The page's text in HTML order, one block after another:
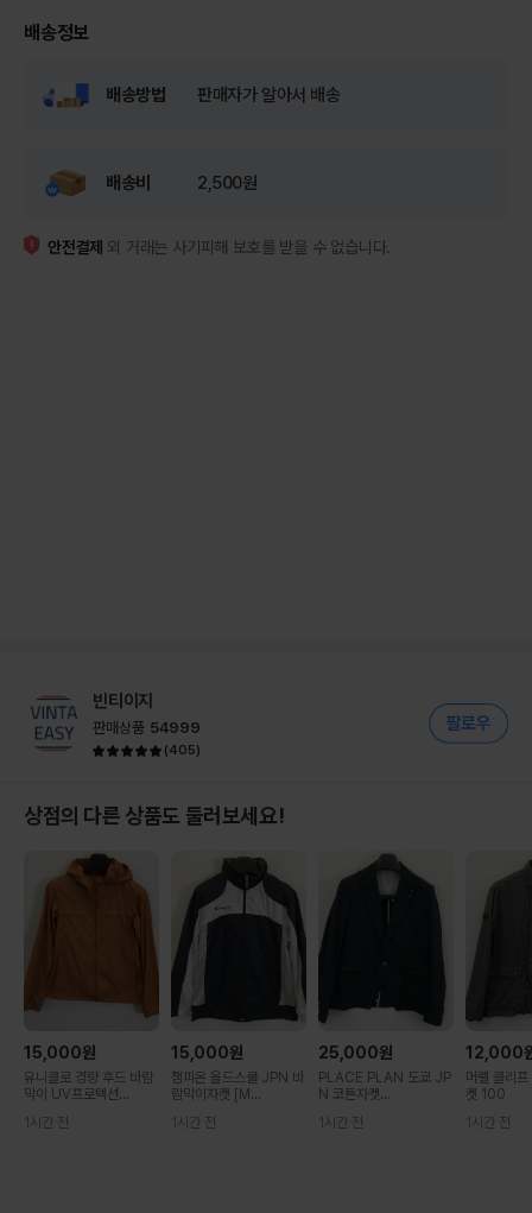
배송정보
배송방법 판매자가 알아서 배송
배송비 2,500원
안전결제 외 거래는 사기피해 보호를 받을 수 없습니다.
빈티이지
판매상품 54999
(405)
상점의 다른 상품도 둘러보세요!
15,000원
유니클로 경량 후드 바람
막이 UV프로텍션...
1시간 전
15,000원
챔피온 올드스쿨 JPN 바
람막이자켓 [M...
1시간 전
25,000원
PLACE PLAN 도쿄 JP
N 코튼자켓...
1시간 전
12,000
머렐 클리
켓 100
1시간 전